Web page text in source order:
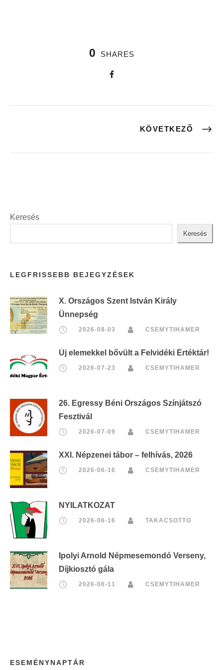
0 SHARES
KÖVETKEZŐ
Keresés
Keresés
LEGFRISSEBB BEJEGYZÉSEK
X. Országos Szent István Király
Ünnepség
2026-08-03 CSEMYTIHAMER
Új elemekkel bővült a Felvidéki Értéktár!
2026-07-23 CSEMYTIHAMER
26. Egressy Béni Országos Színjátszó
Fesztivál
2026-07-09 CSEMYTIHAMER
XXI. Népzenei tábor – felhívás, 2026
2026-06-16 CSEMYTIHAMER
NYILATKOZAT
2026-06-16 TAKACSOTTO
Ipolyi Arnold Népmesemondó Verseny,
Díjkiosztó gála
2026-06-11 CSEMYTIHAMER
ESEMÉNYNAPTÁR